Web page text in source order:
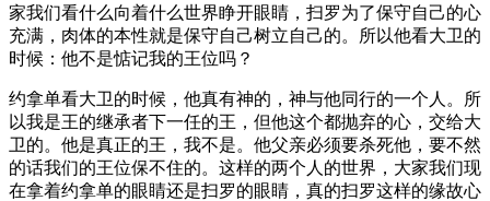
家我们看什么向着什么世界睁开眼睛，扫罗为了保守自己的心
充满，肉体的本性就是保守自己树立自己的。所以他看大卫的
时候：他不是惦记我的王位吗？
约拿单看大卫的时候，他真有神的，神与他同行的一个人。所
以我是王的继承者下一任的王，但他这个都抛弃的心，交给大
卫的。他是真正的王，我不是。他父亲必须要杀死他，要不然
的话我们的王位保不住的。这样的两个人的世界，大家我们现
在拿着约拿单的眼睛还是扫罗的眼睛，真的扫罗这样的缘故心